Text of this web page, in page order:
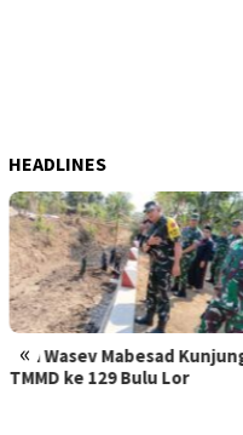
HEADLINES
«Kunjungi
Lor
Miris! Propam
dan Wasidik
Diduga
Masyarakat